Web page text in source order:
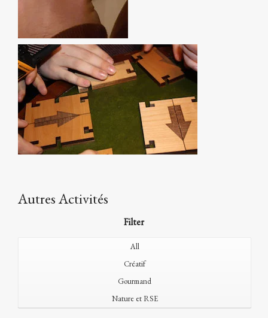
Autres Activités
Filter
All
Créatif
Gourmand
Nature et RSE